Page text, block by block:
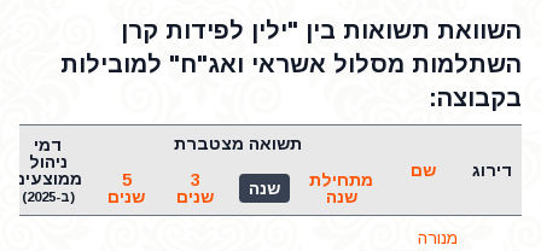
השוואת תשואות בין "ילין לפידות קרן
השתלמות מסלול אשראי ואג"ח" למובילות
בקבוצה:
דירוג שם
תשואה מצטברת
דמי
ניהול
ממוצעים
(ב-2025)
מתחילת
שנה
שנה
3
שנים
5
שנים
מנורה